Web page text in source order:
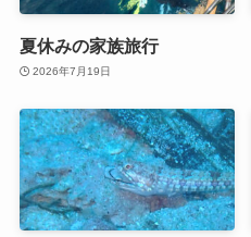
夏休みの家族旅行
2026年7月19日